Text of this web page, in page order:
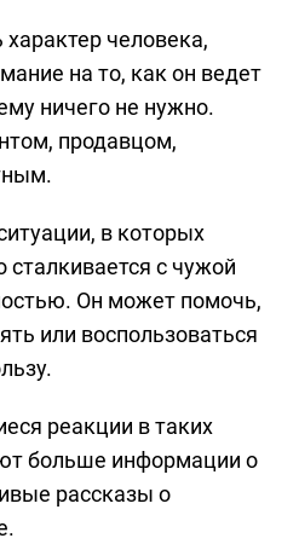
человека,
на то, как он ведет
ничего не нужно.
продавцом,
в которых
с чужой
Он может помочь,
или воспользоваться
реакции в таких
больше информации о
рассказы о